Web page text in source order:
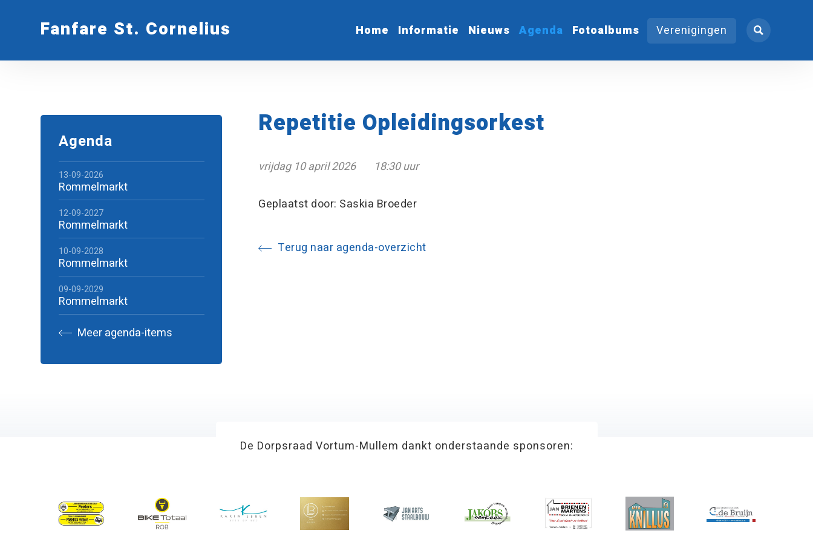
Fanfare St. Cornelius Home Informatie Nieuws Agenda Fotoalbums Verenigingen
Repetitie Opleidingsorkest
vrijdag 10 april 2026 18:30 uur
Geplaatst door: Saskia Broeder
Terug naar agenda-overzicht
Agenda
13-09-2026
Rommelmarkt
12-09-2027
Rommelmarkt
10-09-2028
Rommelmarkt
09-09-2029
Rommelmarkt
Meer agenda-items
De Dorpsraad Vortum-Mullem dankt onderstaande sponsoren: